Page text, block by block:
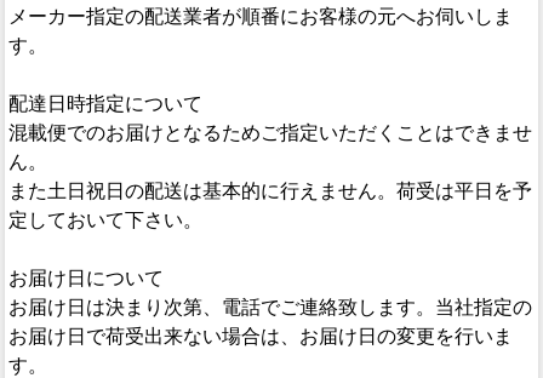
メーカー指定の配送業者が順番にお客様の元へお伺いしま
す。
配達日時指定について
混載便でのお届けとなるためご指定いただくことはできませ
ん。
また土日祝日の配送は基本的に行えません。荷受は平日を予
定しておいて下さい。
お届け日について
お届け日は決まり次第、電話でご連絡致します。当社指定の
お届け日で荷受出来ない場合は、お届け日の変更を行いま
す。